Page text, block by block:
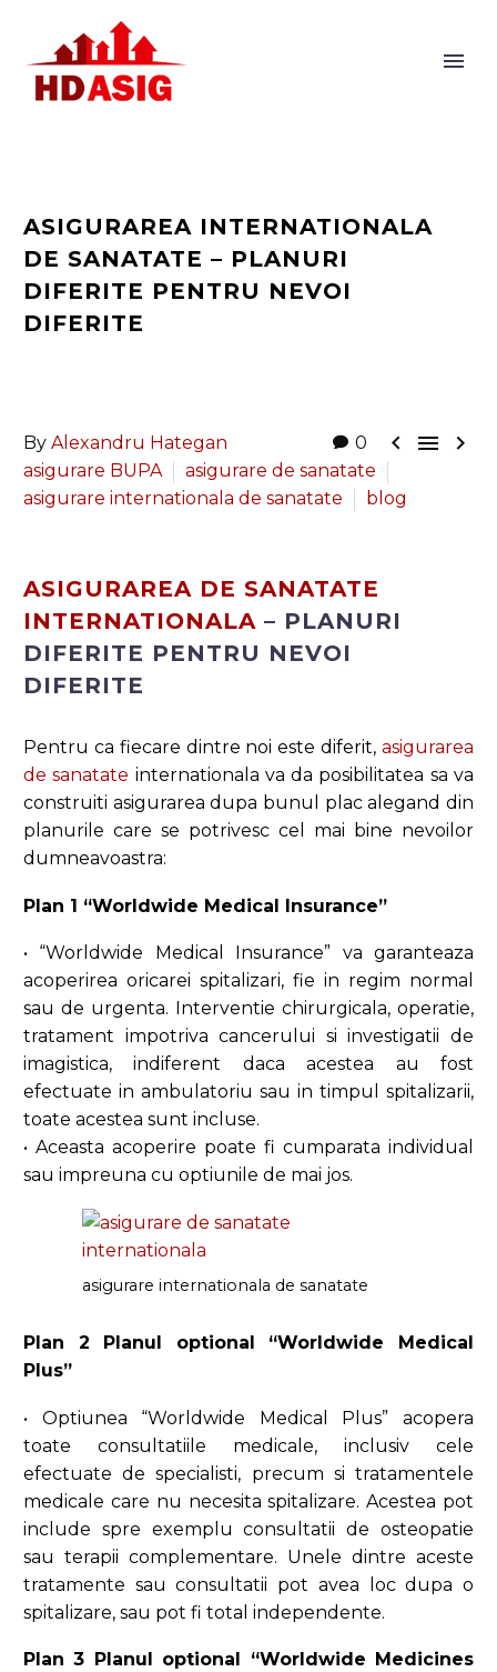
ASIGURAREA INTERNATIONALA
DE SANATATE – PLANURI
DIFERITE PENTRU NEVOI
DIFERITE
0   
By Alexandru Hategan
asigurare BUPA
asigurare de sanatate
asigurare internationala de sanatate
blog
ASIGURAREA DE SANATATE
INTERNATIONALA – PLANURI
DIFERITE PENTRU NEVOI
DIFERITE
Pentru ca fiecare dintre noi este diferit, asigurarea
de sanatate internationala va da posibilitatea sa va
construiti asigurarea dupa bunul plac alegand din
planurile care se potrivesc cel mai bine nevoilor
dumneavoastra:
Plan 1 “Worldwide Medical Insurance”
• “Worldwide Medical Insurance” va garanteaza
acoperirea oricarei spitalizari, fie in regim normal
sau de urgenta. Interventie chirurgicala, operatie,
tratament impotriva cancerului si investigatii de
imagistica, indiferent daca acestea au fost
efectuate in ambulatoriu sau in timpul spitalizarii,
toate acestea sunt incluse.
• Aceasta acoperire poate fi cumparata individual
sau impreuna cu optiunile de mai jos.
asigurare internationala de sanatate
Plan 2 Planul optional “Worldwide Medical
Plus”
• Optiunea “Worldwide Medical Plus” acopera
toate consultatiile medicale, inclusiv cele
efectuate de specialisti, precum si tratamentele
medicale care nu necesita spitalizare. Acestea pot
include spre exemplu consultatii de osteopatie
sau terapii complementare. Unele dintre aceste
tratamente sau consultatii pot avea loc dupa o
spitalizare, sau pot fi total independente.
Plan 3 Planul optional “Worldwide Medicines